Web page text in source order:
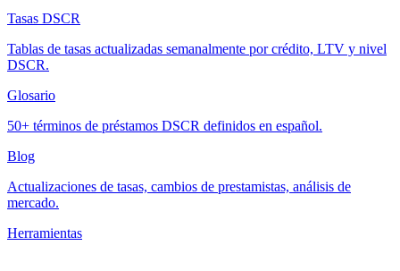
Tasas DSCR
Tablas de tasas actualizadas semanalmente por crédito, LTV y nivel
DSCR.
Glosario
50+ términos de préstamos DSCR definidos en español.
Blog
Actualizaciones de tasas, cambios de prestamistas, análisis de
mercado.
Herramientas